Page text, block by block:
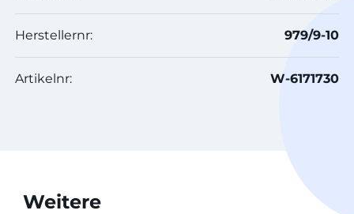
Herstellernr: 979/9-10
Artikelnr: W-6171730
Weitere